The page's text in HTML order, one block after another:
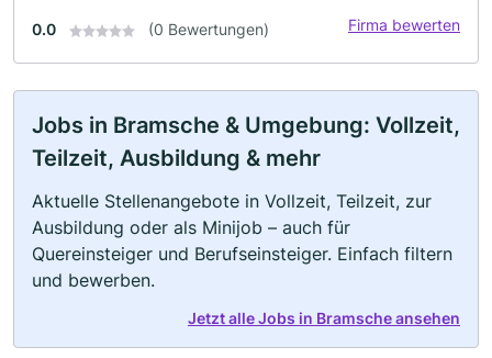
0.0 (0 Bewertungen) Firma bewerten
Jobs in Bramsche & Umgebung: Vollzeit,
Teilzeit, Ausbildung & mehr
Aktuelle Stellenangebote in Vollzeit, Teilzeit, zur
Ausbildung oder als Minijob – auch für
Quereinsteiger und Berufseinsteiger. Einfach filtern
und bewerben.
Jetzt alle Jobs in Bramsche ansehen